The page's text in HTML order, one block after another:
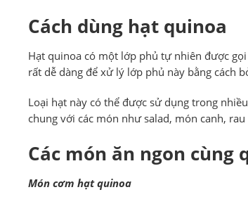
Cách dùng hạt quinoa
Hạt quinoa có một lớp phủ tự nhiên được
rất dễ dàng để xử lý lớp phủ này bằng cách
Loại hạt này có thể được sử dụng trong
chung với các món như salad, món canh,
Các món ăn ngon cùng
Món cơm hạt quinoa